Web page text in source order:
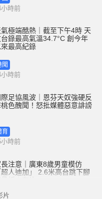
小時前
氣極端酷熱｜截至下午4時 天
錄最高氣溫34.7°C 創今年
最高紀錄
聞
小時前
際足協風波｜恩芬天奴強硬反
色醜聞！怒批媒體惡意誹謗
育
小時前
長注意｜廣東8歲男童模仿
人迪加」 2.6米高台跳下腳
片